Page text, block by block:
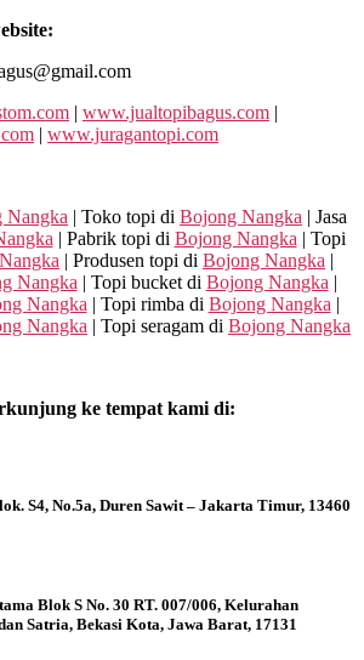
| www.jualtopibagus.com |
| www.juragantopi.com
Nangka | Toko topi di Bojong Nangka | Jasa
| Pabrik topi di Bojong Nangka | Topi
| Produsen topi di Bojong Nangka |
Nangka | Topi bucket di Bojong Nangka |
Nangka | Topi rimba di Bojong Nangka |
Nangka | Topi seragam di Bojong Nangka
ke tempat kami di:
S4, No.5a, Duren Sawit – Jakarta Timur, 13460
Blok S No. 30 RT. 007/006, Kelurahan
Satria, Bekasi Kota, Jawa Barat, 17131